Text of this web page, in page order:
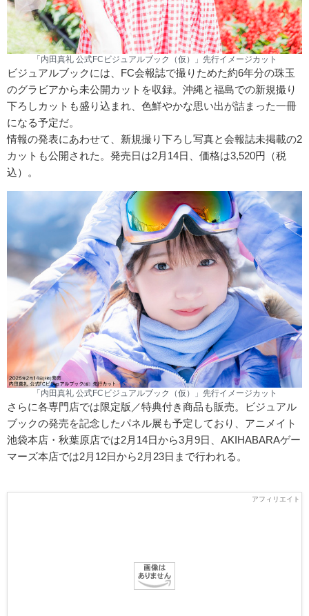
「内田真礼 公式FCビジュアルブック（仮）」先行イメージカット
ビジュアルブックには、FC会報誌で撮りためた約6年分の珠玉
のグラビアから未公開カットを収録。沖縄と福島での新規撮り
下ろしカットも盛り込まれ、色鮮やかな思い出が詰まった一冊
になる予定だ。
情報の発表にあわせて、新規撮り下ろし写真と会報誌未掲載の2
カットも公開された。発売日は2月14日、価格は3,520円（税
込）。
「内田真礼 公式FCビジュアルブック（仮）」先行イメージカット
さらに各専門店では限定版／特典付き商品も販売。ビジュアル
ブックの発売を記念したパネル展も予定しており、アニメイト
池袋本店・秋葉原店では2月14日から3月9日、AKIHABARAゲー
マーズ本店では2月12日から2月23日まで行われる。